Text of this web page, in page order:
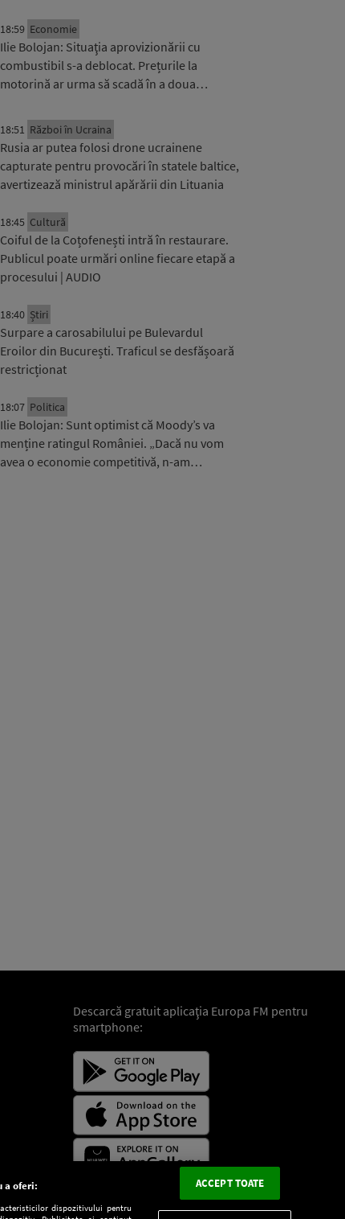
18:59 Economie
Ilie Bolojan: Situaţia aprovizionării cu
combustibil s-a deblocat. Prețurile la
motorină ar urma să scadă în a doua…
18:51 Război în Ucraina
Rusia ar putea folosi drone ucrainene
capturate pentru provocări în statele baltice,
avertizează ministrul apărării din Lituania
18:45 Cultură
Coiful de la Coțofenești intră în restaurare.
Publicul poate urmări online fiecare etapă a
procesului | AUDIO
18:40 Știri
Surpare a carosabilului pe Bulevardul
Eroilor din București. Traficul se desfășoară
restricționat
18:07 Politica
Ilie Bolojan: Sunt optimist că Moody’s va
menține ratingul României. „Dacă nu vom
avea o economie competitivă, n-am…
Descarcă gratuit aplicaţia Europa FM pentru
smartphone:
a oferi:
dispozitivului pentru
ACCEPT TOATE